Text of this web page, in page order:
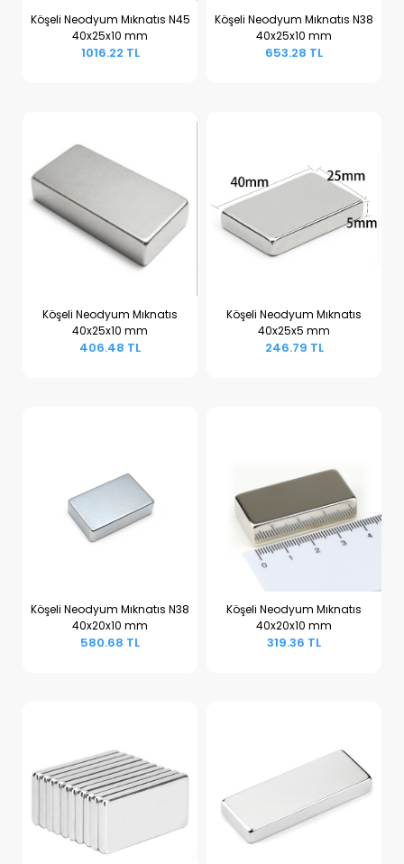
Sepete Ekle
Köşeli Neodyum Mıknatıs N45
40x25x10 mm
1016.22 TL
Sepete Ekle
Köşeli Neodyum Mıknatıs N38
40x25x10 mm
653.28 TL
Sepete Ekle
Köşeli Neodyum Mıknatıs
40x25x10 mm
406.48 TL
Sepete Ekle
Köşeli Neodyum Mıknatıs
40x25x5 mm
246.79 TL
Sepete Ekle
Köşeli Neodyum Mıknatıs N38
40x20x10 mm
580.68 TL
Sepete Ekle
Köşeli Neodyum Mıknatıs
40x20x10 mm
319.36 TL